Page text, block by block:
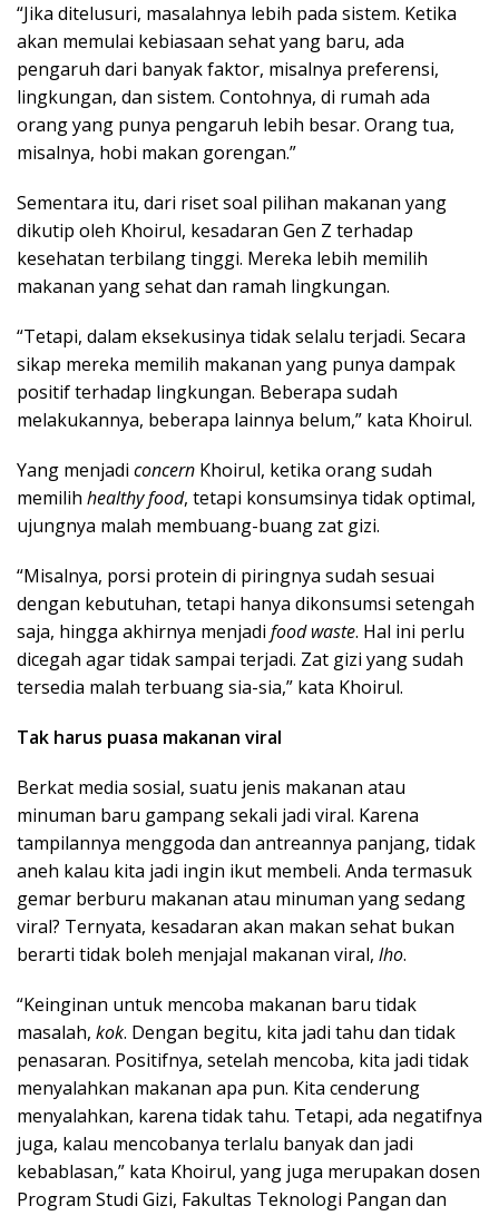
“Jika ditelusuri, masalahnya lebih pada sistem. Ketika
akan memulai kebiasaan sehat yang baru, ada
pengaruh dari banyak faktor, misalnya preferensi,
lingkungan, dan sistem. Contohnya, di rumah ada
orang yang punya pengaruh lebih besar. Orang tua,
misalnya, hobi makan gorengan.”
Sementara itu, dari riset soal pilihan makanan yang
dikutip oleh Khoirul, kesadaran Gen Z terhadap
kesehatan terbilang tinggi. Mereka lebih memilih
makanan yang sehat dan ramah lingkungan.
“Tetapi, dalam eksekusinya tidak selalu terjadi. Secara
sikap mereka memilih makanan yang punya dampak
positif terhadap lingkungan. Beberapa sudah
melakukannya, beberapa lainnya belum,” kata Khoirul.
Yang menjadi concern Khoirul, ketika orang sudah
memilih healthy food, tetapi konsumsinya tidak optimal,
ujungnya malah membuang-buang zat gizi.
“Misalnya, porsi protein di piringnya sudah sesuai
dengan kebutuhan, tetapi hanya dikonsumsi setengah
saja, hingga akhirnya menjadi food waste. Hal ini perlu
dicegah agar tidak sampai terjadi. Zat gizi yang sudah
tersedia malah terbuang sia-sia,” kata Khoirul.
Tak harus puasa makanan viral
Berkat media sosial, suatu jenis makanan atau
minuman baru gampang sekali jadi viral. Karena
tampilannya menggoda dan antreannya panjang, tidak
aneh kalau kita jadi ingin ikut membeli. Anda termasuk
gemar berburu makanan atau minuman yang sedang
viral? Ternyata, kesadaran akan makan sehat bukan
berarti tidak boleh menjajal makanan viral, lho.
“Keinginan untuk mencoba makanan baru tidak
masalah, kok. Dengan begitu, kita jadi tahu dan tidak
penasaran. Positifnya, setelah mencoba, kita jadi tidak
menyalahkan makanan apa pun. Kita cenderung
menyalahkan, karena tidak tahu. Tetapi, ada negatifnya
juga, kalau mencobanya terlalu banyak dan jadi
kebablasan,” kata Khoirul, yang juga merupakan dosen
Program Studi Gizi, Fakultas Teknologi Pangan dan